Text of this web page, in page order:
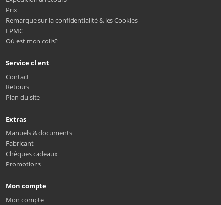
Prix
Remarque sur la confidentialité & les Cookies
LPMC
Où est mon colis?
Service client
Contact
Retours
Plan du site
Extras
Manuels & documents
Fabricant
Chèques cadeaux
Promotions
Mon compte
Mon compte